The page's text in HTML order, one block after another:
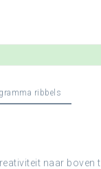
ribbels
naar boven